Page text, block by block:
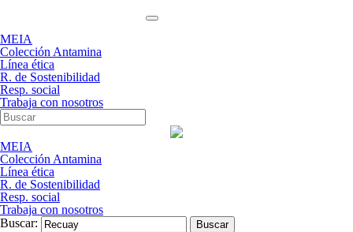
MEIA
Colección Antamina
Línea ética
R. de Sostenibilidad
Resp. social
Trabaja con nosotros
MEIA
Colección Antamina
Línea ética
R. de Sostenibilidad
Resp. social
Trabaja con nosotros
Buscar: